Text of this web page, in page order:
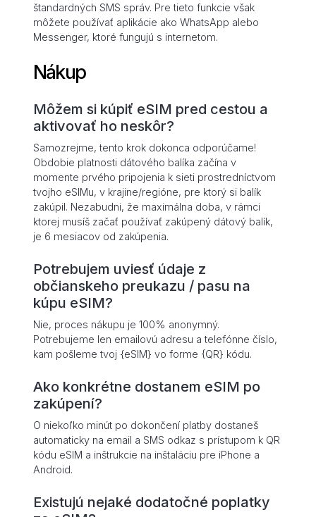
štandardných SMS správ. Pre tieto funkcie však
môžete používať aplikácie ako WhatsApp alebo
Messenger, ktoré fungujú s internetom.
Nákup
Môžem si kúpiť eSIM pred cestou a
aktivovať ho neskôr?
Samozrejme, tento krok dokonca odporúčame!
Obdobie platnosti dátového balíka začína v
momente prvého pripojenia k sieti prostredníctvom
tvojho eSIMu, v krajine/regióne, pre ktorý si balík
zakúpil. Nezabudni, že maximálna doba, v rámci
ktorej musíš začať používať zakúpený dátový balík,
je 6 mesiacov od zakúpenia.
Potrebujem uviesť údaje z
občianskeho preukazu / pasu na
kúpu eSIM?
Nie, proces nákupu je 100% anonymný.
Potrebujeme len emailovú adresu a telefónne číslo,
kam pošleme tvoj {eSIM} vo forme {QR} kódu.
Ako konkrétne dostanem eSIM po
zakúpení?
O niekoľko minút po dokončení platby dostaneš
automaticky na email a SMS odkaz s prístupom k QR
kódu eSIM a inštrukcie na inštaláciu pre iPhone a
Android.
Existujú nejaké dodatočné poplatky